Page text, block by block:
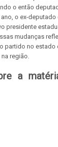
o então
o ex-
presidente
mudanças
partido no estado
região.
a